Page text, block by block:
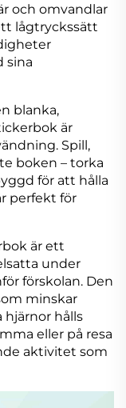
och omvandlar
lågtryckssätt
sina
blanka,
är
Spill,
boken – torka
för att hålla
perfekt för
är ett
under
förskolan. Den
minskar
hålls
eller på resa
aktivitet som